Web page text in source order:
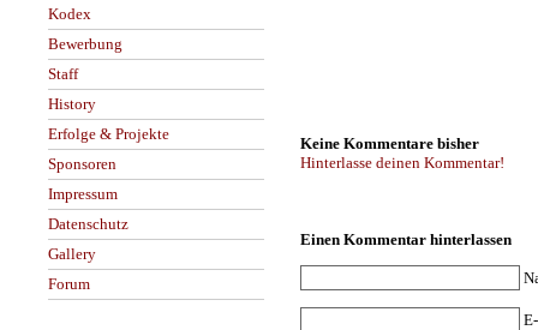
Kodex
Bewerbung
Staff
History
Erfolge & Projekte
Sponsoren
Impressum
Datenschutz
Gallery
Forum
Keine Kommentare bisher
Hinterlasse deinen Kommentar!
Einen Kommentar hinterlassen